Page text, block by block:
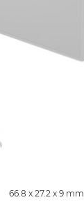
66.8 x 27.2 x 9 mm